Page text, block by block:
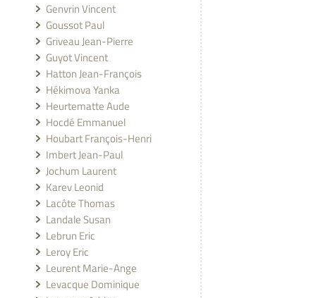
Genvrin Vincent
Goussot Paul
Griveau Jean-Pierre
Guyot Vincent
Hatton Jean-François
Hékimova Yanka
Heurtematte Aude
Hocdé Emmanuel
Houbart François-Henri
Imbert Jean-Paul
Jochum Laurent
Karev Leonid
Lacôte Thomas
Landale Susan
Lebrun Eric
Leroy Eric
Leurent Marie-Ange
Levacque Dominique